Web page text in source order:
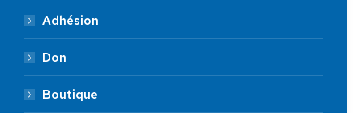
Adhésion
Don
Boutique